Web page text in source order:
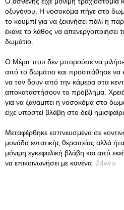
οξυγόνου. Η νοσοκόμα πήγε στο
το κουμπί για να ξεκινήσει πάλι η
έκανε το λάθος να απενεργοποιήσει
δωμάτιο.
Ο Μέριτ που δεν μπορούσε να
από το δωμάτιο και προσπάθησε να
να τον δουν από την κάμερα στα
αποκαταστήσουν το πρόβλημα.
για να ξαναμπει η νοσοκόμα στο
είχε υποστεί βλάβη στο δεξί
Μεταφέρθηκε εσπνευσμένα σε
μονάδα εντατικής θεραπείας αλλά
μόνιμη εγκεφαλική βλάβη και από
να επικοινωνήσει με κανένα. 24wro